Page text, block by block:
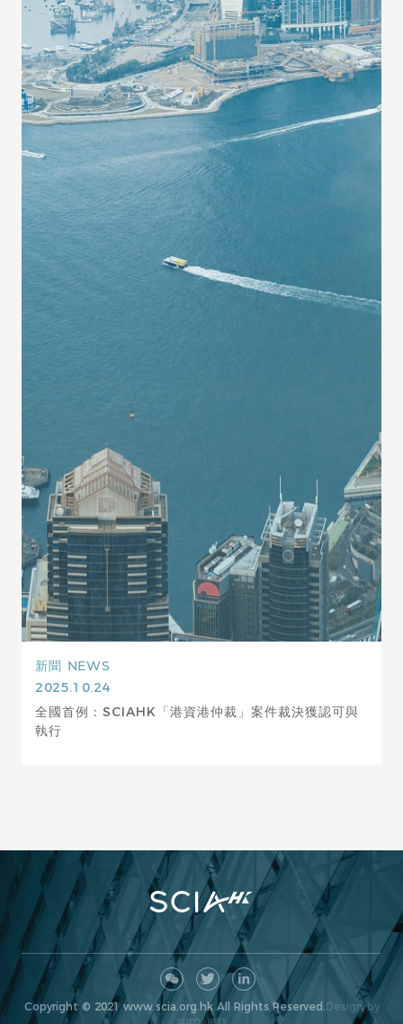
新聞 NEWS
2025.10.24
全國首例：SCIAHK「港資港仲裁」案件裁決獲認可與
執行
Copyright © 2021 www.scia.org.hk All Rights Reserved. Design by
sumaarts